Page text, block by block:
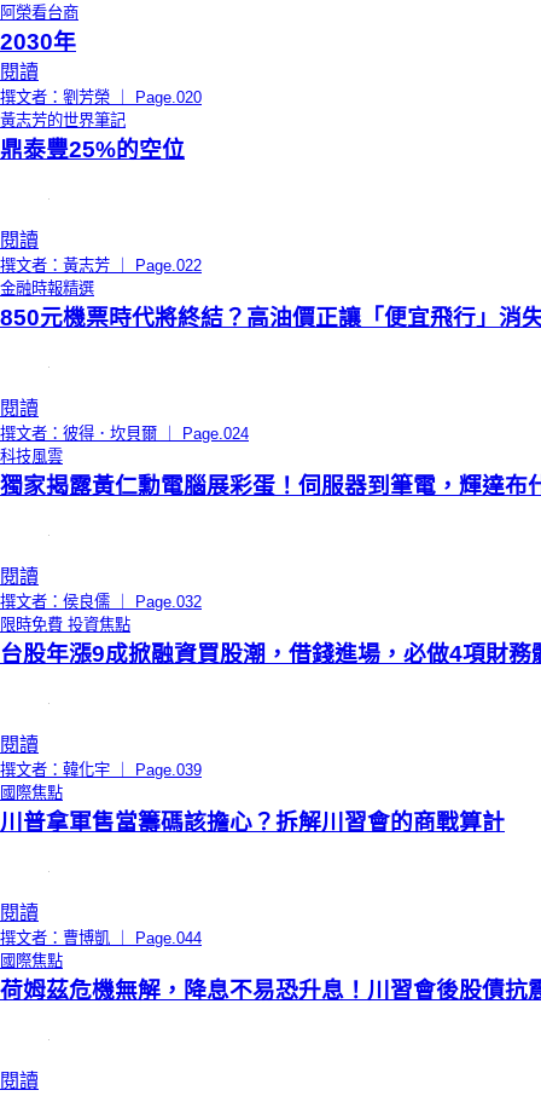
阿榮看台商
2030年
閱讀
撰文者：劉芳榮 ｜ Page.020
黃志芳的世界筆記
鼎泰豐25%的空位
閱讀
撰文者：黃志芳 ｜ Page.022
金融時報精選
850元機票時代將終結？高油價正讓「便宜飛行」消
閱讀
撰文者：彼得．坎貝爾 ｜ Page.024
科技風雲
獨家揭露黃仁勳電腦展彩蛋！伺服器到筆電，輝達布
閱讀
撰文者：侯良儒 ｜ Page.032
限時免費 投資焦點
台股年漲9成掀融資買股潮，借錢進場，必做4項財務
閱讀
撰文者：韓化宇 ｜ Page.039
國際焦點
川普拿軍售當籌碼該擔心？拆解川習會的商戰算計
閱讀
撰文者：曹博凱 ｜ Page.044
國際焦點
荷姆茲危機無解，降息不易恐升息！川習會後股債抗
閱讀